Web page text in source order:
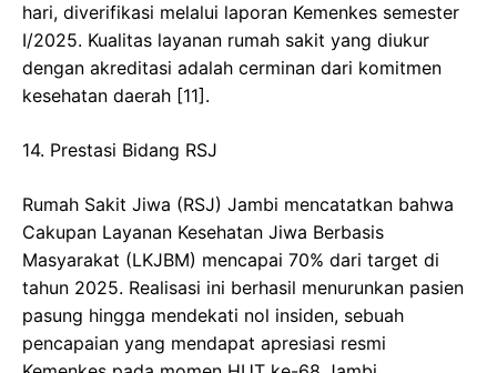
hari, diverifikasi melalui laporan Kemenkes semester
I/2025. Kualitas layanan rumah sakit yang diukur
dengan akreditasi adalah cerminan dari komitmen
kesehatan daerah [11].
​14. Prestasi Bidang RSJ
​Rumah Sakit Jiwa (RSJ) Jambi mencatatkan bahwa
Cakupan Layanan Kesehatan Jiwa Berbasis
Masyarakat (LKJBM) mencapai 70% dari target di
tahun 2025. Realisasi ini berhasil menurunkan pasien
pasung hingga mendekati nol insiden, sebuah
pencapaian yang mendapat apresiasi resmi